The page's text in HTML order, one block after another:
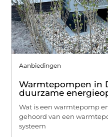
Aanbiedingen
Warmtepompen in
duurzame
Wat is een warmtepomp
gehoord van een
systeem